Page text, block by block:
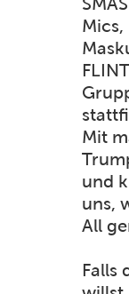
Mit
und
uns,
All
Falls